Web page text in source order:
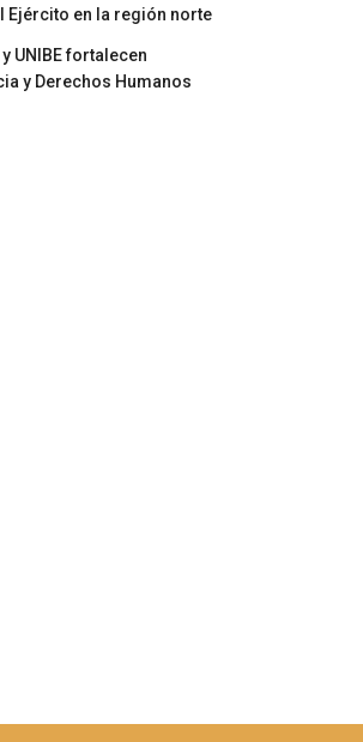
en la región norte
UNIBE fortalecen
y Derechos Humanos